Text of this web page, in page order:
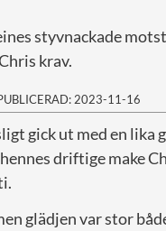
styvnackade
krav.
2023-11-16
gick ut med en lika
driftige make
glädjen var stor